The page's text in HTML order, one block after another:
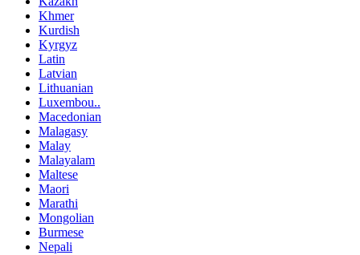
Khmer
Kurdish
Kyrgyz
Latin
Latvian
Lithuanian
Luxembou..
Macedonian
Malagasy
Malay
Malayalam
Maltese
Maori
Marathi
Mongolian
Burmese
Nepali